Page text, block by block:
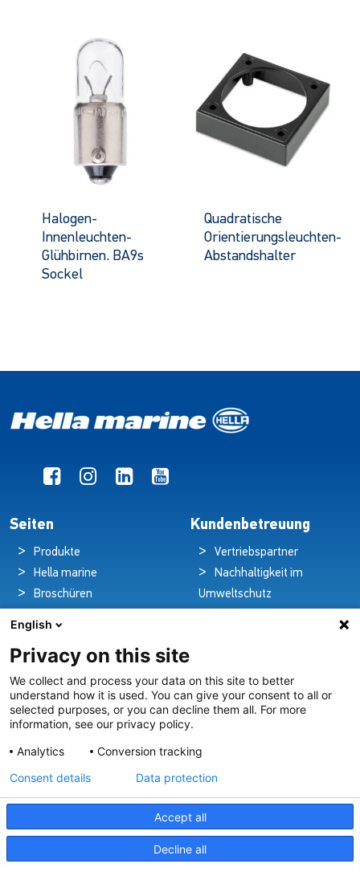
Halogen-
Innenleuchten-
Glühbirnen. BA9s
Sockel
Quadratische
Orientierungsleuchten-
Abstandshalter
Seiten
Produkte
Hella marine
Broschüren
Beleuchtung auf
Kreuzfahrtschiffen
Kontakt
Kundenbetreuung
Vertriebspartner
Nachhaltigkeit im
Umweltschutz
Datenschutz
Rechtlicher Hinweis
Leidenschaft innovative Beleuchtungslösungen für alle
Bereiche der maritimen Industrie.
English
Privacy on this site
We collect and process your data on this site to better
understand how it is used. You can give your consent to all or
selected purposes, or you can decline them all. For more
information, see our privacy policy.
Analytics
Conversion tracking
Accept all
Decline all
Consent details Data protection